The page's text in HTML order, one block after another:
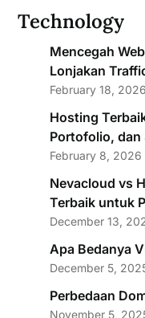
Technology
Mencegah
Lonjakan
February 18, 2026
Hosting
Portofolio, dan
February 8, 2026
Nevacloud vs
Terbaik untuk
December 13,
Apa Bedanya
December 5,
Perbedaan
November 5,